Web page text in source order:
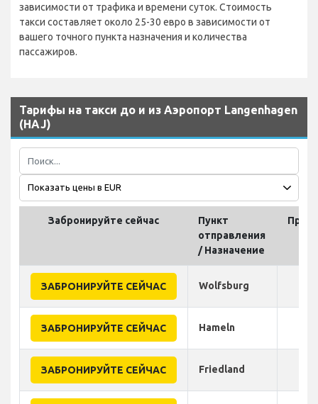
зависимости от трафика и времени суток. Стоимость
такси составляет около 25-30 евро в зависимости от
вашего точного пункта назначения и количества
пассажиров.
Тарифы на такси до и из Аэропорт Langenhagen
(HAJ)
Забронируйте сейчас
Пункт
отправления
/ Назначение
ЗАБРОНИРУЙТЕ СЕЙЧАС Wolfsburg
ЗАБРОНИРУЙТЕ СЕЙЧАС Hameln
ЗАБРОНИРУЙТЕ СЕЙЧАС Friedland